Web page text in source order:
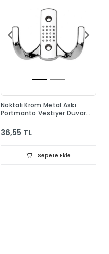
Noktalı Krom Metal Askı
Portmanto Vestiyer Duvar
36,55 TL
Sepete Ekle